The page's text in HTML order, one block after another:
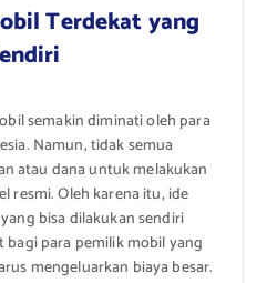
Terdekat yang
semakin diminati oleh para
Namun, tidak semua
atau dana untuk melakukan
resmi. Oleh karena itu, ide
bisa dilakukan sendiri
para pemilik mobil yang
mengeluarkan biaya besar.